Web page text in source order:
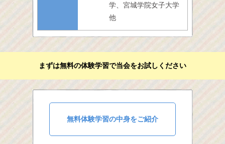
学、宮城学院女子大学
他
まずは無料の体験学習で当会をお試しください
無料体験学習の中身をご紹介